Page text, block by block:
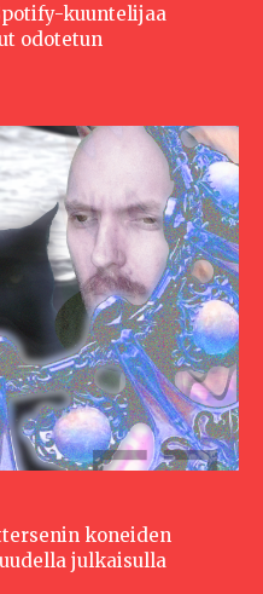
kuuntelijaa
odotetun
koneiden
julkaisulla